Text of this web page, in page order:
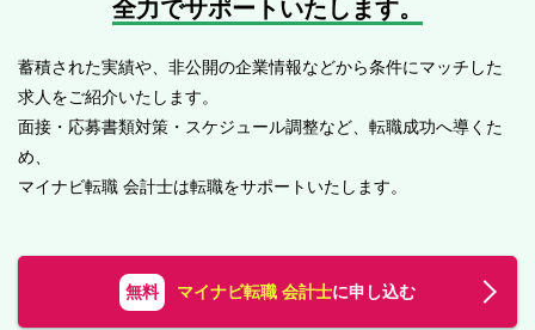
全力でサポートいたします。
蓄積された実績や、非公開の企業情報などから条件にマッチした
求人をご紹介いたします。
面接・応募書類対策・スケジュール調整など、転職成功へ導くた
め、
マイナビ転職 会計士は転職をサポートいたします。
無料 マイナビ転職 会計士に申し込む